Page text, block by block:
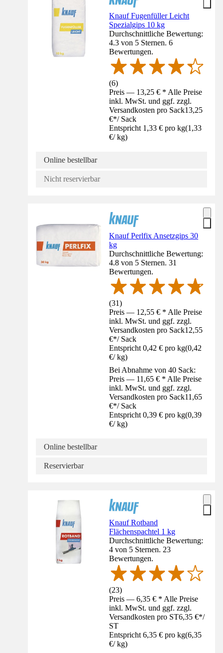
Knauf Fugenfüller Leicht
Spezialgips 10 kg
Durchschnittliche Bewertung:
4.3 von 5 Sternen. 6
Bewertungen.
(6)
Preis — 13,25 € * Alle Preise
inkl. MwSt. und ggf. zzgl.
Versandkosten pro Sack13,25
€*/ Sack
Entspricht 1,33 € pro kg(1,33
€/ kg)
Online bestellbar
Nicht reservierbar
Knauf Perlfix Ansetzgips 30
kg
Durchschnittliche Bewertung:
4.8 von 5 Sternen. 31
Bewertungen.
(31)
Preis — 12,55 € * Alle Preise
inkl. MwSt. und ggf. zzgl.
Versandkosten pro Sack12,55
€*/ Sack
Entspricht 0,42 € pro kg(0,42
€/ kg)
Bei Abnahme von 40 Sack:
Preis — 11,65 € * Alle Preise
inkl. MwSt. und ggf. zzgl.
Versandkosten pro Sack11,65
€*/ Sack
Entspricht 0,39 € pro kg(0,39
€/ kg)
Online bestellbar
Reservierbar
Knauf Rotband
Flächenspachtel 1 kg
Durchschnittliche Bewertung:
4 von 5 Sternen. 23
Bewertungen.
(23)
Preis — 6,35 € * Alle Preise
inkl. MwSt. und ggf. zzgl.
Versandkosten pro ST6,35 €*/
ST
Entspricht 6,35 € pro kg(6,35
€/ kg)